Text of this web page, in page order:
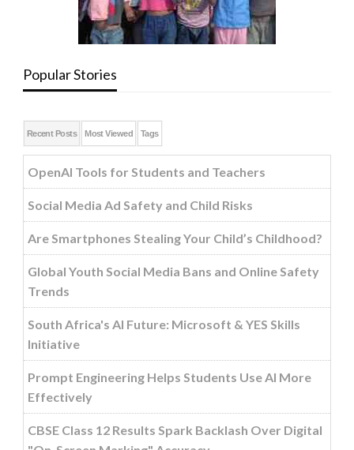
Popular Stories
Recent Posts Most Viewed Tags
OpenAI Tools for Students and Teachers
Social Media Ad Safety and Child Risks
Are Smartphones Stealing Your Child’s Childhood?
Global Youth Social Media Bans and Online Safety
Trends
South Africa's AI Future: Microsoft & YES Skills
Initiative
Prompt Engineering Helps Students Use AI More
Effectively
CBSE Class 12 Results Spark Backlash Over Digital